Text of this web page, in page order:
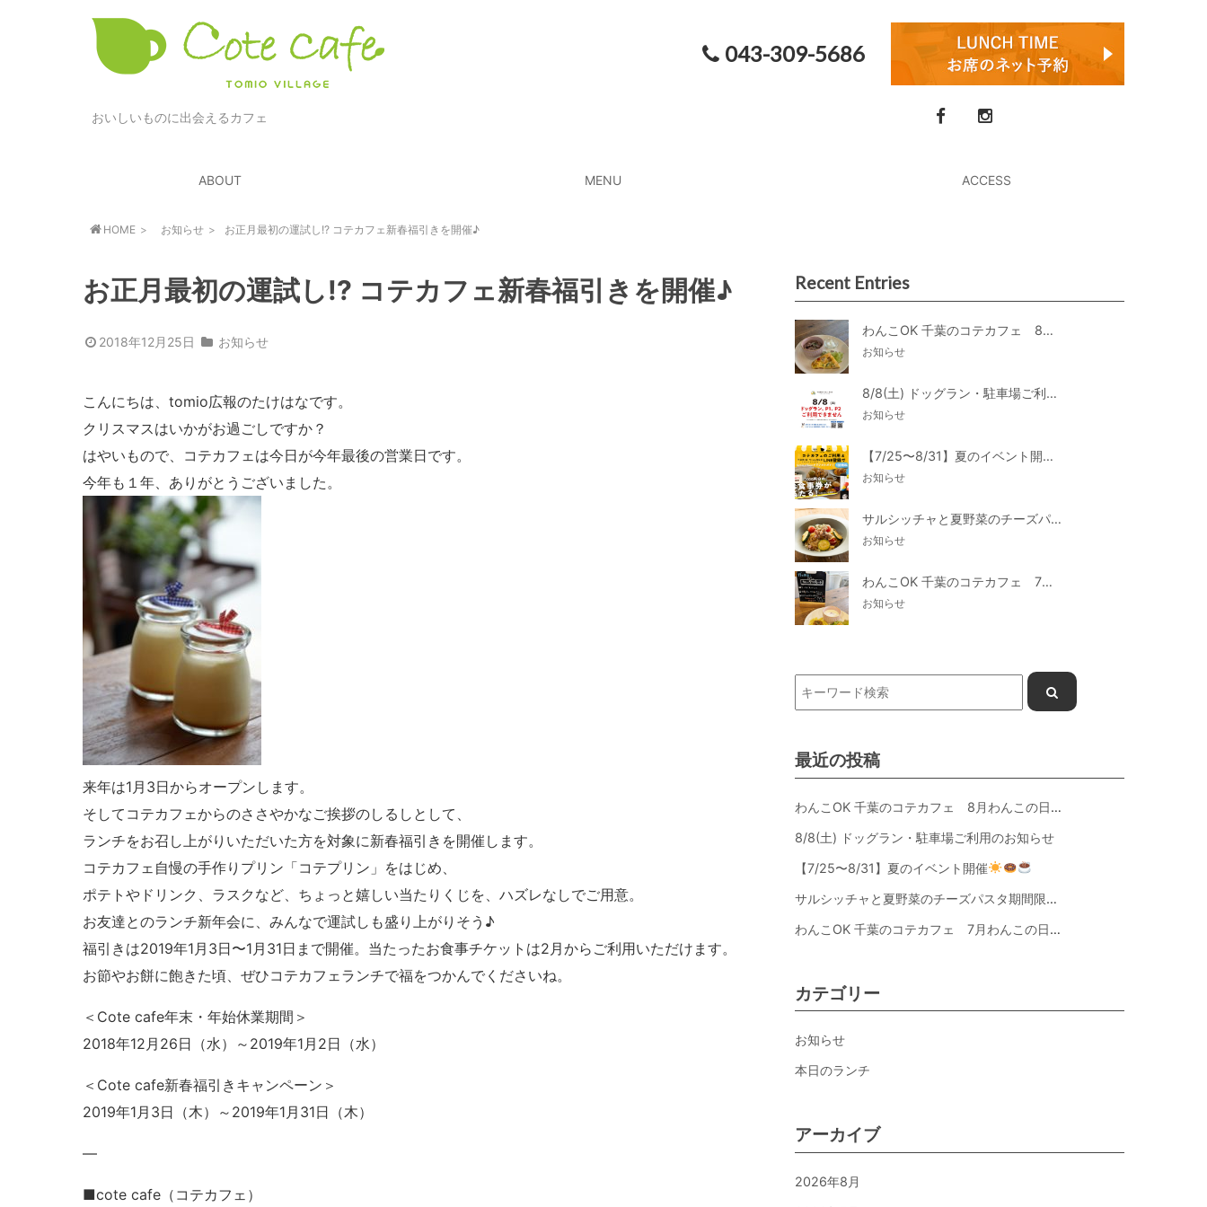
043-309-5686
おいしいものに出会えるカフェ
ABOUT MENU ACCESS
HOME お知らせ お正月最初の運試し!? コテカフェ新春福引きを開催♪
お正月最初の運試し!? コテカフェ新春福引きを開催♪
2018年12月25日 お知らせ
こんにちは、tomio広報のたけはなです。
クリスマスはいかがお過ごしですか？
はやいもので、コテカフェは今日が今年最後の営業日です。
今年も１年、ありがとうございました。
来年は1月3日からオープンします。
そしてコテカフェからのささやかなご挨拶のしるしとして、
ランチをお召し上がりいただいた方を対象に新春福引きを開催します。
コテカフェ自慢の手作りプリン「コテプリン」をはじめ、
ポテトやドリンク、ラスクなど、ちょっと嬉しい当たりくじを、ハズレなしでご用意。
お友達とのランチ新年会に、みんなで運試しも盛り上がりそう♪
福引きは2019年1月3日〜1月31日まで開催。当たったお食事チケットは2月からご利用いただけます。
お節やお餅に飽きた頃、ぜひコテカフェランチで福をつかんでくださいね。
＜Cote cafe年末・年始休業期間＞
2018年12月26日（水）～2019年1月2日（水）
＜Cote cafe新春福引きキャンペーン＞
2019年1月3日（木）～2019年1月31日（木）
—
■cote cafe（コテカフェ）
Recent Entries
わんこOK 千葉のコテカフェ 8月わんこの日 オートミールdeローストビーフライス
お知らせ
8/8(土) ドッグラン・駐車場ご利用のお知らせ
お知らせ
【7/25〜8/31】夏のイベント開催
お知らせ
サルシッチャと夏野菜のチーズパスタ期間限定新メニュー登場！
お知らせ
わんこOK 千葉のコテカフェ 7月わんこの日 白身魚とカラフルやさいのオムレツ
お知らせ
最近の投稿
わんこOK 千葉のコテカフェ 8月わんこの日 オートミールdeローストビーフライス
8/8(土) ドッグラン・駐車場ご利用のお知らせ
【7/25〜8/31】夏のイベント開催
サルシッチャと夏野菜のチーズパスタ期間限定新メニュー登場！
わんこOK 千葉のコテカフェ 7月わんこの日 白身魚とカラフルやさいのオムレツ
カテゴリー
お知らせ
本日のランチ
アーカイブ
2026年8月